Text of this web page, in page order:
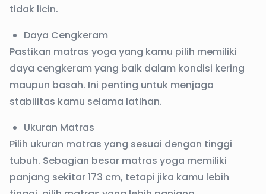
tidak licin.
Daya Cengkeram
Pastikan matras yoga yang kamu pilih memiliki
daya cengkeram yang baik dalam kondisi kering
maupun basah. Ini penting untuk menjaga
stabilitas kamu selama latihan.
Ukuran Matras
Pilih ukuran matras yang sesuai dengan tinggi
tubuh. Sebagian besar matras yoga memiliki
panjang sekitar 173 cm, tetapi jika kamu lebih